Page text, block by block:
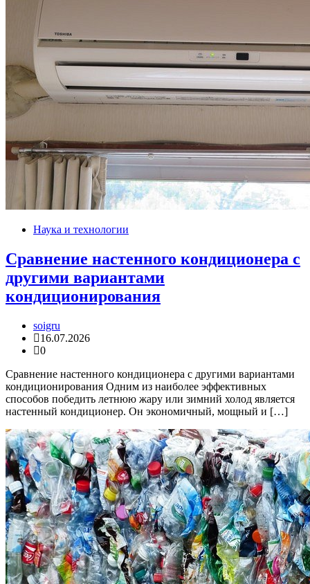
Наука и технологии
Сравнение настенного кондиционера с
другими вариантами
кондиционирования
soigru
16.07.2026
0
Сравнение настенного кондиционера с другими вариантами
кондиционирования Одним из наиболее эффективных
способов победить летнюю жару или зимний холод является
настенный кондиционер. Он экономичный, мощный и […]